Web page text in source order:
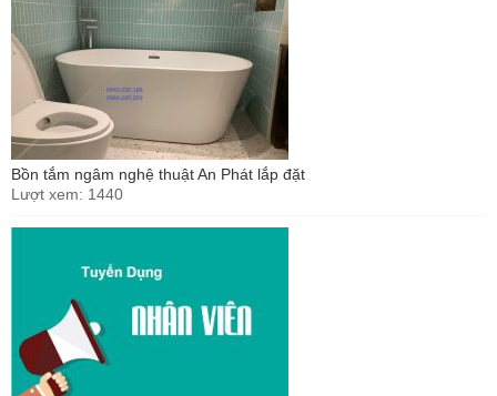
Bồn tắm ngâm nghệ thuật An Phát lắp đặt
Lượt xem: 1440